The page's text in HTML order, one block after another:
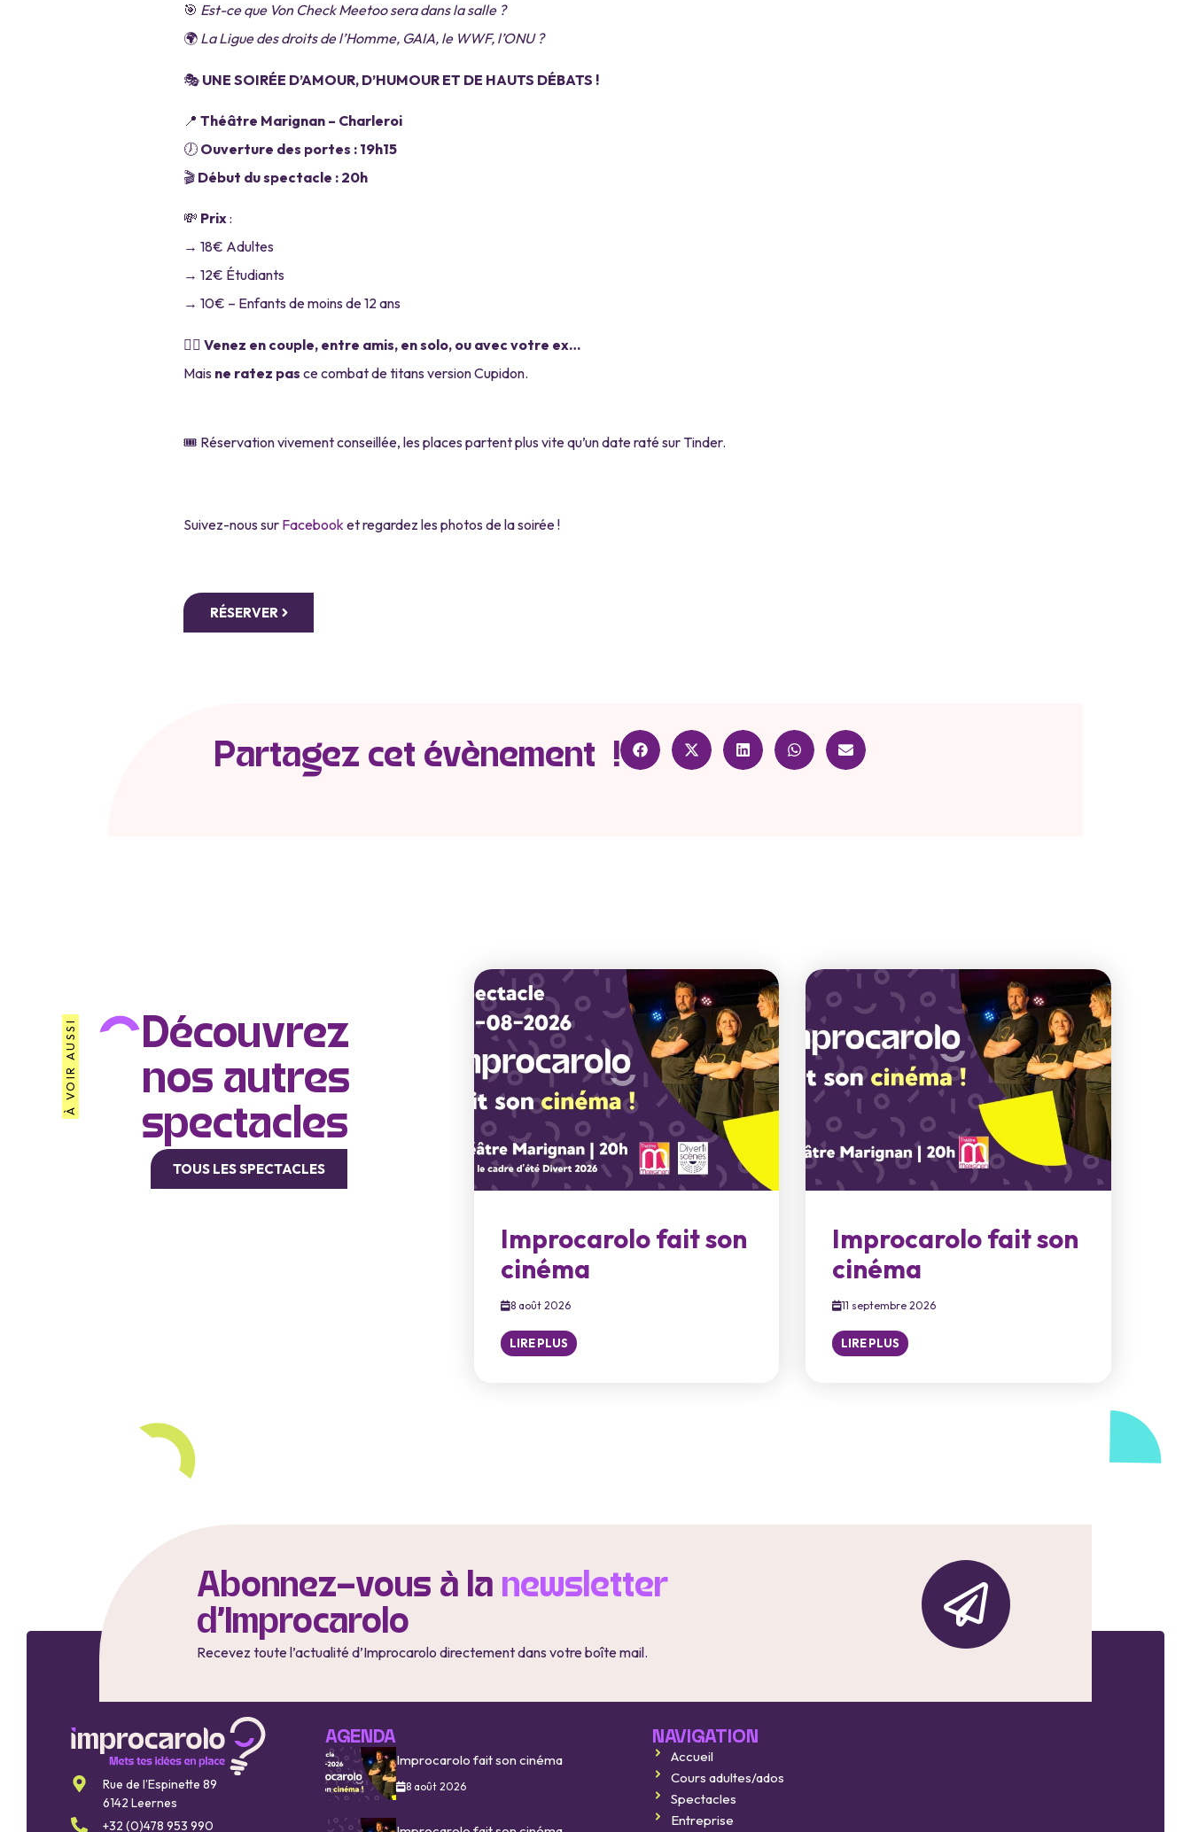
🎯 Est-ce que Von Check Meetoo sera dans la salle ?
🌍 La Ligue des droits de l’Homme, GAIA, le WWF, l’ONU ?
🎭 UNE SOIRÉE D’AMOUR, D’HUMOUR ET DE HAUTS DÉBATS !
📍 Théâtre Marignan – Charleroi
🕖 Ouverture des portes : 19h15
🎬 Début du spectacle : 20h
💸 Prix:
→ 18€ Adultes
→ 12€ Étudiants
→ 10€ – Enfants de moins de 12 ans
❤️‍🔥 Venez en couple, entre amis, en solo, ou avec votre ex…
Mais ne ratez pas ce combat de titans version Cupidon.
🎟️ Réservation vivement conseillée, les places partent plus vite qu’un date raté sur Tinder.
Suivez-nous sur Facebook et regardez les photos de la soirée !
RÉSERVER
Partagez cet évènement !
À VOIR AUSSI
Découvrez
nos autres
spectacles
TOUS LES SPECTACLES
Improcarolo fait son
cinéma
8 août 2026
LIRE PLUS
Improcarolo fait son
cinéma
11 septembre 2026
LIRE PLUS
Abonnez-vous à la newsletter
d'Improcarolo
Recevez toute l’actualité d’Improcarolo directement dans votre boîte mail.
Rue de l’Espinette 89
6142 Leernes
+32 (0)478 953 990
AGENDA
Improcarolo fait son cinéma
8 août 2026
NAVIGATION
Accueil
Cours adultes/ados
Spectacles
Entreprise